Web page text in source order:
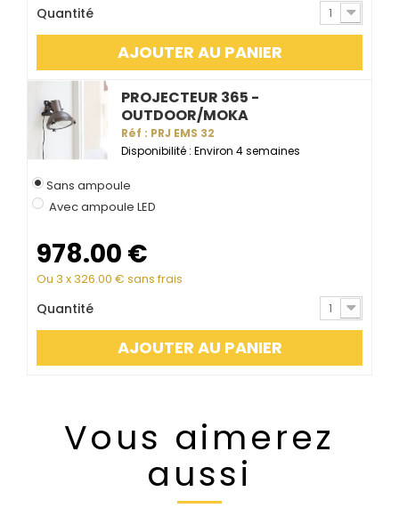
Quantité 1
AJOUTER AU PANIER
PROJECTEUR 365 -
OUTDOOR/MOKA
Réf : PRJ EMS 32
Disponibilité : Environ 4 semaines
Sans ampoule
Avec ampoule LED
978.00 €
Ou 3 x 326.00 € sans frais
Quantité 1
AJOUTER AU PANIER
Vous aimerez
aussi